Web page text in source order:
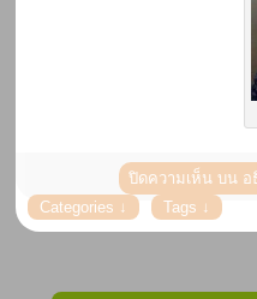
ปิดความเห็น บน อ